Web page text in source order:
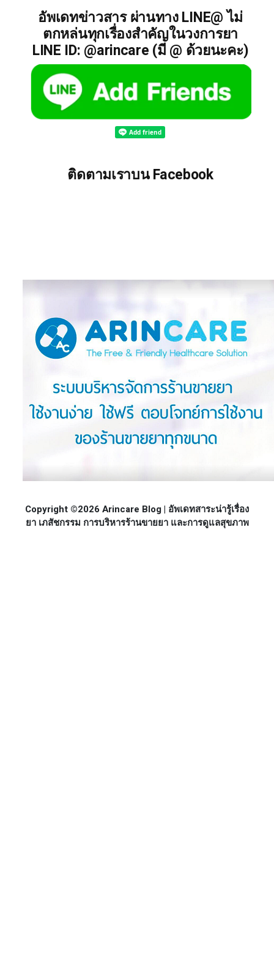
อัพเดทข่าวสาร ผ่านทาง LINE@ ไม่
ตกหล่นทุกเรื่องสำคัญในวงการยา
LINE ID: @arincare (มี @ ด้วยนะคะ)
ติดตามเราบน Facebook
Copyright ©2026 Arincare Blog | อัพเดทสาระน่ารู้เรื่อง
ยา เภสัชกรรม การบริหารร้านขายยา และการดูแลสุขภาพ